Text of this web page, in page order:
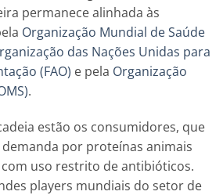
permanece alinhada às
Organização Mundial de Saúde
das Nações Unidas para
(FAO) e pela Organização
.
estão os consumidores, que
por proteínas animais
uso restrito de antibióticos.
players mundiais do setor de